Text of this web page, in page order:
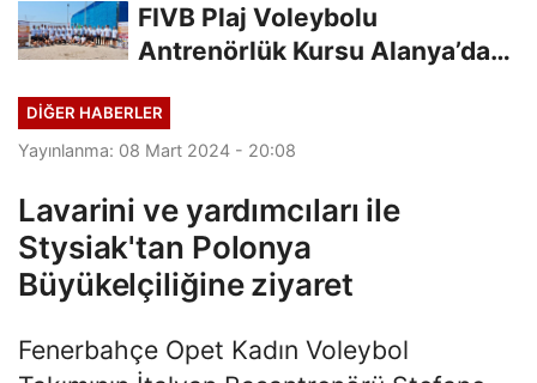
FIVB Plaj Voleybolu
Antrenörlük Kursu Alanya’da
DIĞER HABERLER
Yayınlanma: 08 Mart 2024 - 20:08
Lavarini ve yardımcıları ile
Stysiak'tan Polonya
Büyükelçiliğine ziyaret
Fenerbahçe Opet Kadın Voleybol